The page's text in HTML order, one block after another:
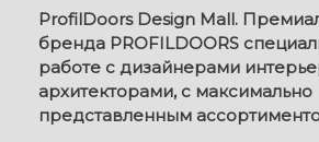
ProfilDoors Design Mall.
бренда PROFILDOORS
работе с дизайнерами
архитекторами, с максимально
представленным